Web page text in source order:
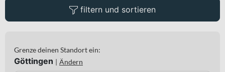
filtern und sortieren
Grenze deinen Standort ein:
Göttingen | Ändern